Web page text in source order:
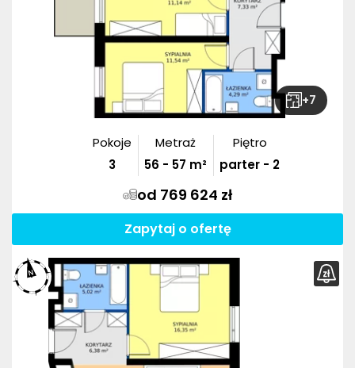
+7
Pokoje
3
Metraż
56 - 57 m²
Piętro
parter - 2
od 769 624 zł
Zapytaj o ofertę